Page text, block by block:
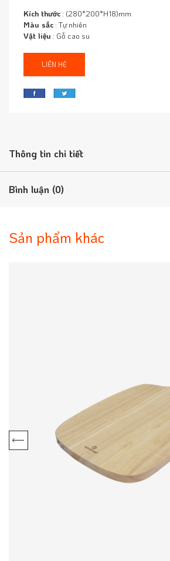
Kích thước : (280*200*H18)mm
Màu sắc : Tự nhiên
Vật liệu : Gỗ cao su
LIÊN HỆ
Thông tin chi tiết
Bình luận (0)
Sản phẩm khác